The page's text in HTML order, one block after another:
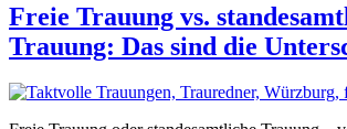
Freie Trauung vs.
Trauung: Das sind die